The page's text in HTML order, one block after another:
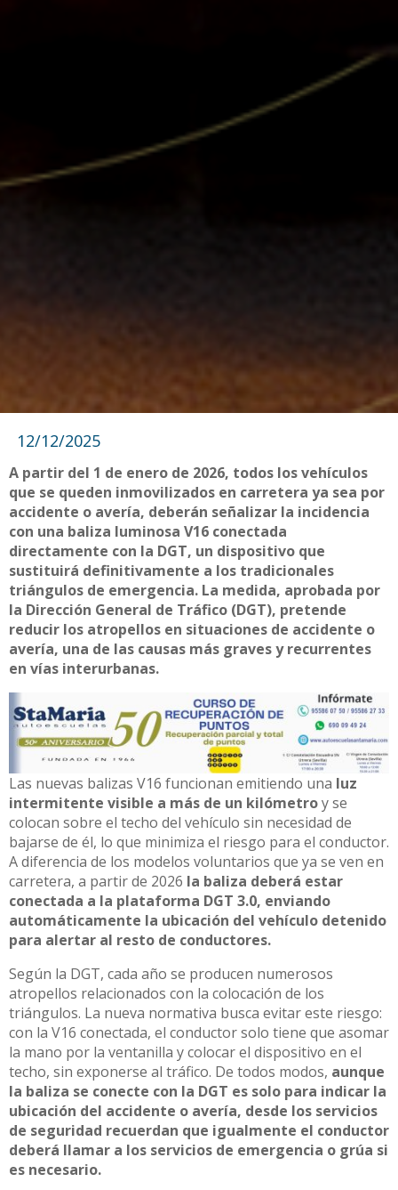
12/12/2025
A partir del 1 de enero de 2026, todos los vehículos
que se queden inmovilizados en carretera ya sea por
accidente o avería, deberán señalizar la incidencia
con una baliza luminosa V16 conectada
directamente con la DGT, un dispositivo que
sustituirá definitivamente a los tradicionales
triángulos de emergencia. La medida, aprobada por
la Dirección General de Tráfico (DGT), pretende
reducir los atropellos en situaciones de accidente o
avería, una de las causas más graves y recurrentes
en vías interurbanas.
Las nuevas balizas V16 funcionan emitiendo una luz
intermitente visible a más de un kilómetroy se
colocan sobre el techo del vehículo sin necesidad de
bajarse de él, lo que minimiza el riesgo para el conductor.
A diferencia de los modelos voluntarios que ya se ven en
carretera, a partir de 2026 la baliza deberá estar
conectada a la plataforma DGT 3.0, enviando
automáticamente la ubicación del vehículo detenido
para alertar al resto de conductores.
Según la DGT, cada año se producen numerosos
atropellos relacionados con la colocación de los
triángulos. La nueva normativa busca evitar este riesgo:
con la V16 conectada, el conductor solo tiene que asomar
la mano por la ventanilla y colocar el dispositivo en el
techo, sin exponerse al tráfico. De todos modos, aunque
la baliza se conecte con la DGT es solo para indicar la
ubicación del accidente o avería, desde los servicios
de seguridad recuerdan que igualmente el conductor
deberá llamar a los servicios de emergencia o grúa si
es necesario.